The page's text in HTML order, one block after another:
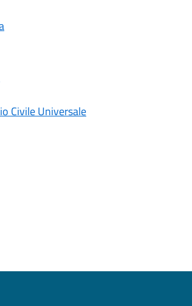
Civile Universale